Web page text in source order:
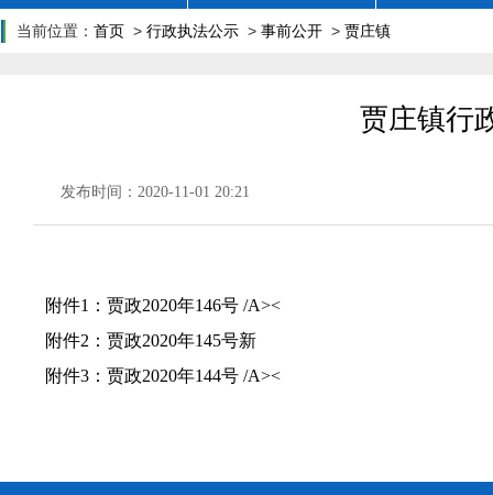
当前位置： 首页 > 行政执法公示 > 事前公开 > 贾庄镇
贾庄镇行
发布时间：2020-11-01 20:21
附件1：贾政2020年146号 /A><
附件2：贾政2020年145号新
附件3：贾政2020年144号 /A><